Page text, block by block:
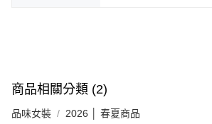
商品相關分類 (2)
品味女裝 2026 │ 春夏商品